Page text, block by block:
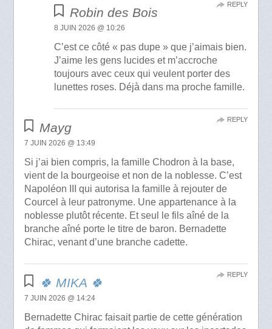
Robin des Bois
8 JUIN 2026 @ 10:26
C’est ce côté « pas dupe » que j’aimais bien.
J’aime les gens lucides et m’accroche
toujours avec ceux qui veulent porter des
lunettes roses. Déjà dans ma proche famille.
REPLY
Mayg
7 JUIN 2026 @ 13:49
Si j’ai bien compris, la famille Chodron à la base,
vient de la bourgeoise et non de la noblesse. C’est
Napoléon III qui autorisa la famille à rejouter de
Courcel à leur patronyme. Une appartenance à la
noblesse plutôt récente. Et seul le fils aîné de la
branche aîné porte le titre de baron. Bernadette
Chirac, venant d’une branche cadette.
REPLY
🍀 MIKA 🍀
7 JUIN 2026 @ 14:24
Bernadette Chirac faisait partie de cette génération
REPLY